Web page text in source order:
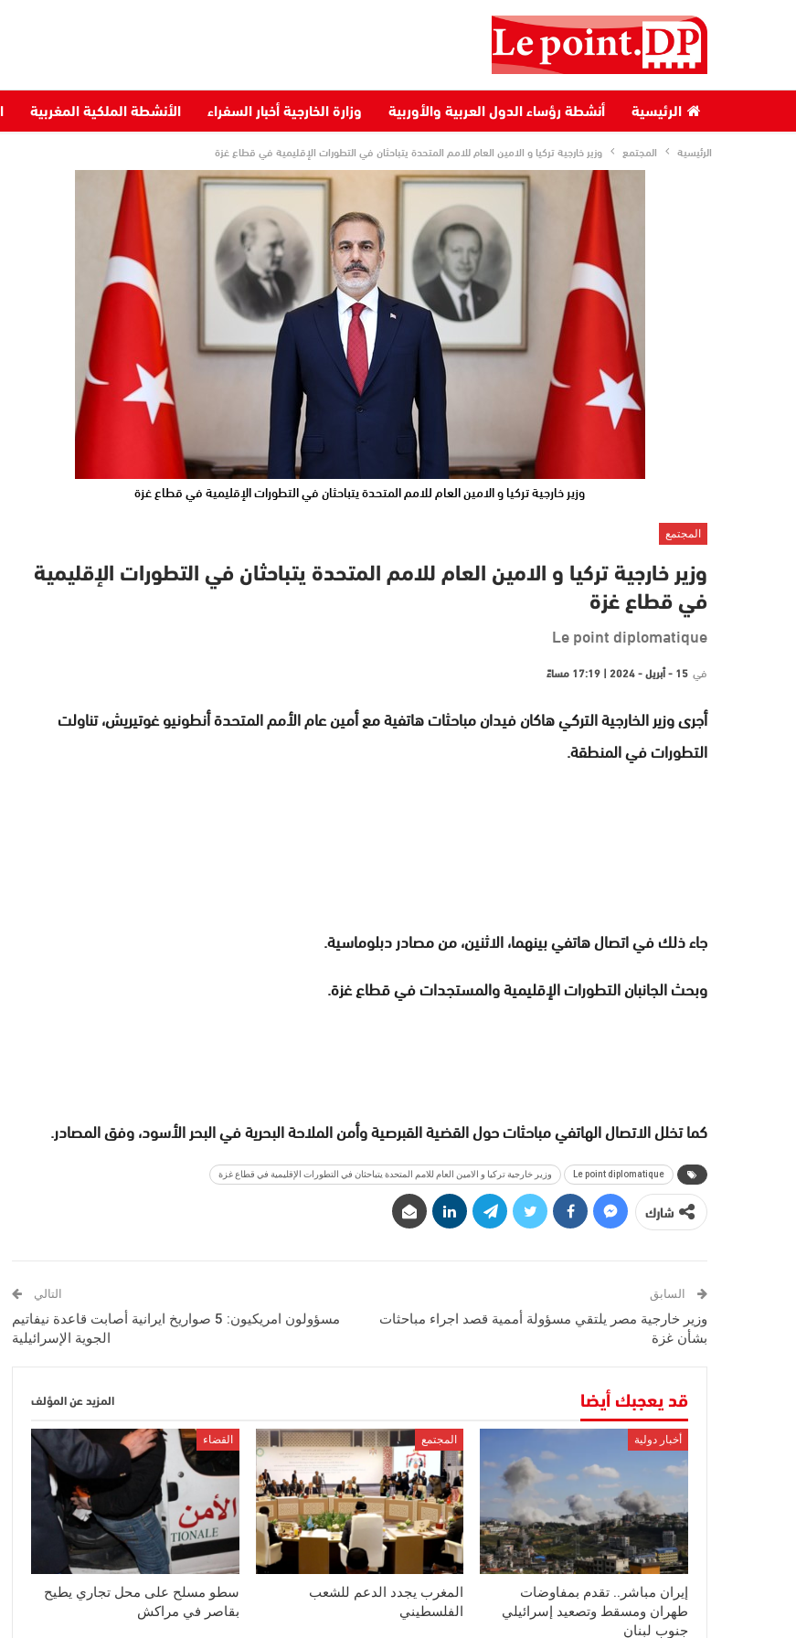
الرئيسية أنشطة رؤساء الدول العربية والأوربية وزارة الخارجية أخبار السفراء الأنشطة الملكية المغربية
الرئيسية المجتمع وزير خارجية تركيا و الامين العام للامم المتحدة يتباحثان في التطورات الإقليمية في قطاع غزة
وزير خارجية تركيا و الامين العام للامم المتحدة يتباحثان في التطورات الإقليمية في قطاع غزة
المجتمع
وزير خارجية تركيا و الامين العام للامم المتحدة يتباحثان في التطورات الإقليمية
في قطاع غزة
Le point diplomatique
في 15 - أبريل - 2024 | 17:19 مساءً
أجرى وزير الخارجية التركي هاكان فيدان مباحثات هاتفية مع أمين عام الأمم المتحدة أنطونيو غوتيريش، تناولت
التطورات في المنطقة.
جاء ذلك في اتصال هاتفي بينهما، الاثنين، من مصادر دبلوماسية.
وبحث الجانبان التطورات الإقليمية والمستجدات في قطاع غزة.
كما تخلل الاتصال الهاتفي مباحثات حول القضية القبرصية وأمن الملاحة البحرية في البحر الأسود، وفق المصادر.
Le point diplomatique وزير خارجية تركيا و الامين العام للامم المتحدة يتباحثان في التطورات الإقليمية في قطاع غزة
شارك
السابق
وزير خارجية مصر يلتقي مسؤولة أممية قصد اجراء مباحثات
بشأن غزة
التالي
مسؤولون امريكيون: 5 صواريخ ايرانية أصابت قاعدة نيفاتيم
الجوية الإسرائيلية
قد يعجبك أيضا المزيد عن المؤلف
أخبار دولية
إيران مباشر.. تقدم بمفاوضات
طهران ومسقط وتصعيد إسرائيلي
جنوب لبنان
المجتمع
المغرب يجدد الدعم للشعب
الفلسطيني
القضاء
سطو مسلح على محل تجاري يطيح
بقاصر في مراكش